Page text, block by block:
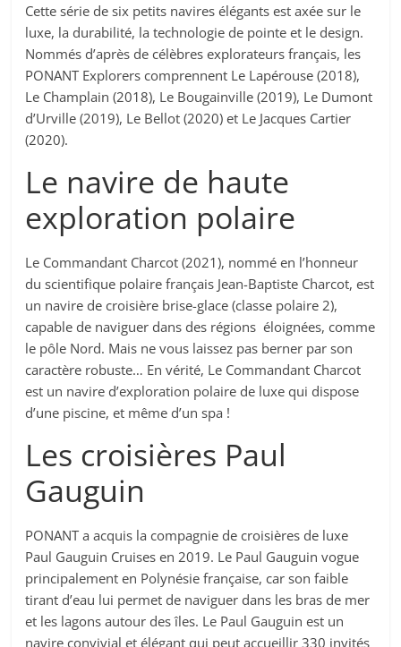
Cette série de six petits navires élégants est axée sur le
luxe, la durabilité, la technologie de pointe et le design.
Nommés d’après de célèbres explorateurs français, les
PONANT Explorers comprennent Le Lapérouse (2018),
Le Champlain (2018), Le Bougainville (2019), Le Dumont
d’Urville (2019), Le Bellot (2020) et Le Jacques Cartier
(2020).
Le navire de haute
exploration polaire
Le Commandant Charcot (2021), nommé en l’honneur
du scientifique polaire français Jean-Baptiste Charcot, est
un navire de croisière brise-glace (classe polaire 2),
capable de naviguer dans des régions éloignées, comme
le pôle Nord. Mais ne vous laissez pas berner par son
caractère robuste… En vérité, Le Commandant Charcot
est un navire d’exploration polaire de luxe qui dispose
d’une piscine, et même d’un spa !
Les croisières Paul
Gauguin
PONANT a acquis la compagnie de croisières de luxe
Paul Gauguin Cruises en 2019. Le Paul Gauguin vogue
principalement en Polynésie française, car son faible
tirant d’eau lui permet de naviguer dans les bras de mer
et les lagons autour des îles. Le Paul Gauguin est un
navire convivial et élégant qui peut accueillir 330 invités